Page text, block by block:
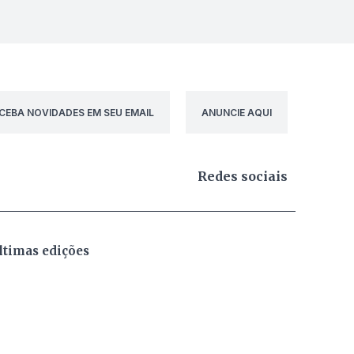
NOVIDADES EM SEU EMAIL ANUNCIE AQUI
Redes sociais
edições